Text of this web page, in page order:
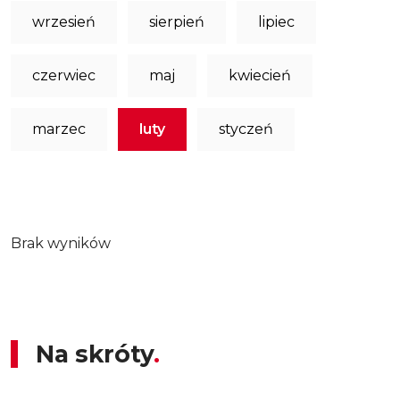
wrzesień sierpień lipiec
czerwiec maj kwiecień
marzec luty styczeń
Brak wyników
Na skróty